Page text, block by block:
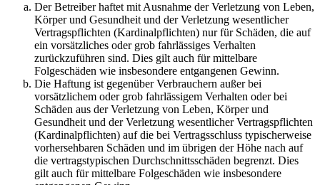
Der Betreiber haftet mit Ausnahme der Verletzung von Leben,
Körper und Gesundheit und der Verletzung wesentlicher
Vertragspflichten (Kardinalpflichten) nur für Schäden, die auf
ein vorsätzliches oder grob fahrlässiges Verhalten
zurückzuführen sind. Dies gilt auch für mittelbare
Folgeschäden wie insbesondere entgangenen Gewinn.
Die Haftung ist gegenüber Verbrauchern außer bei
vorsätzlichem oder grob fahrlässigem Verhalten oder bei
Schäden aus der Verletzung von Leben, Körper und
Gesundheit und der Verletzung wesentlicher Vertragspflichten
(Kardinalpflichten) auf die bei Vertragsschluss typischerweise
vorhersehbaren Schäden und im übrigen der Höhe nach auf
die vertragstypischen Durchschnittsschäden begrenzt. Dies
gilt auch für mittelbare Folgeschäden wie insbesondere